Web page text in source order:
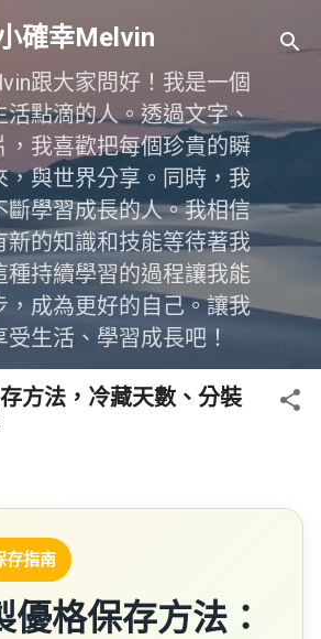
跳到主要內容
確幸Melvin
跟大家問好！我是一個
活點滴的人。透過文字、
，我喜歡把每個珍貴的瞬
，與世界分享。同時，我
斷學習成長的人。我相信
新的知識和技能等待著我
種持續學習的過程讓我能
，成為更好的自己。讓我
生活、學習成長吧！
方法，冷藏天數、分裝
存指南
優格保存方法：